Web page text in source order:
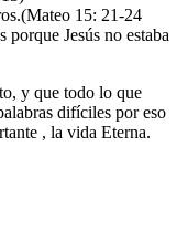
15: 21-24
Jesús no estaba
y que todo lo que
difíciles por eso
, la vida Eterna.